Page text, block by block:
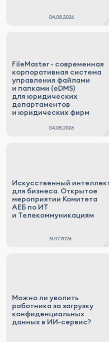
FileMaster - современная
корпоративная система
управления файлами
и папками (eDMS)
для юридических
департаментов
и юридических фирм
Искусственный
для бизнеса. Открытое
мероприятии Комитета
АЕБ по ИТ
и Телекоммуникациям
Можно ли уволить
работника за загрузку
конфиденциальных
данных в ИИ-сервис?